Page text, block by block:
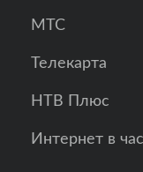
МТС
Телекарта
НТВ Плюс
Интернет в